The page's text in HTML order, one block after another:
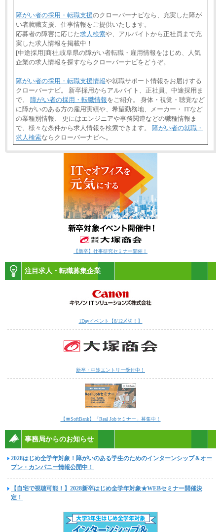
障がい者の採用・転職支援のクローバーナビなら、充実した障が
い者就職支援、仕事情報をご提供いたします。
応募者の障害に応じた求人検索や、アルバイトから正社員まで充
実した求人情報を掲載中！
[中途採用]商社,岐阜県の障がい者転職・雇用情報をはじめ、人気
企業の求人情報を探すならクローバーナビをどうぞ。
障がい者の採用・転職支援情報や就職サポート情報をお届けする
クローバーナビ。 新卒採用からアルバイト、正社員、中途採用ま
で、 障がい者の採用・転職情報をご紹介。 身体・視覚・聴覚など
に障がいのある方の雇用実績や、希望勤務地、メーカー・ ITなど
の業種別情報、 更にはエンジニアや事務関連などの職種情報ま
で、様々な条件から求人情報を検索できます。 障がい者の就職・
求人検索ならクローバーナビへ。
【新卒】仕事研究セミナー開催！
注目求人・転職募集企業
1Dayイベント【8/12〆切！】
新卒・中途エントリー受付中！
【〓SoftBank】「Real Jobセミナー」募集中！
事務局からのお知らせ
2028はじめ全学年対象！障がいのある学生のためのインターンシップ＆オー
プン・カンパニー情報公開中！
【自宅で視聴可能！】2028新卒はじめ全学年対象★WEBセミナー開催決
定！